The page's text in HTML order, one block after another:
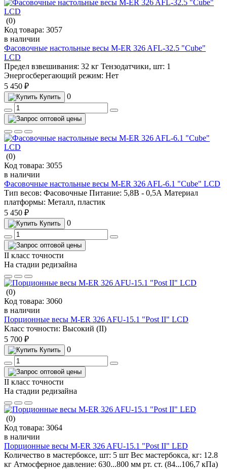
(0)
Код товара: 3057
в наличии
Фасовочные настольные весы M-ER 326 AFL-32.5 "Cube"
LCD
Предел взвешивания: 32 кг Тензодатчики, шт: 1
Энергосберегающий режим: Нет
5 450 ₽
Купить 0
(0)
Код товара: 3055
в наличии
Фасовочные настольные весы M-ER 326 AFL-6.1 "Cube" LCD
Тип весов: Фасовочные Питание: 5,8В - 0,5А Материал
платформы: Металл, пластик
5 450 ₽
Купить 0
II класс точности
На стадии редизайна
(0)
Код товара: 3060
в наличии
Порционные весы M-ER 326 AFU-15.1 "Post II" LCD
Класс точности: Высокий (II)
5 700 ₽
Купить 0
II класс точности
На стадии редизайна
(0)
Код товара: 3064
в наличии
Порционные весы M-ER 326 AFU-15.1 "Post II" LED
Количество в мастербоксе, шт: 5 шт Вес мастербокса, кг: 12.8
кг Атмосферное давление: 630...800 мм рт. ст. (84...106,7 кПа)